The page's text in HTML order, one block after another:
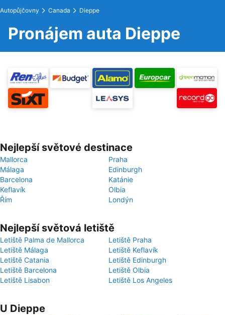
Autopůjčovny Canada Dieppe
Pronájem auta Dieppe
Nejlepší světové destinace
Mallorca
Praha
Málaga
Edinburgh
Barcelona
Katánie
Keflavík
Olbia
Řím
Londýn
Nejlepší světová letiště
Letiště Palma de Mallorca
Letiště Praha
Letiště Málaga
Letiště Keflavík
Letiště Catania
Letiště Edinburgh
Letiště Barcelona
Letiště Olbia
Letiště Lisabon
Letiště Los Angeles
U Dieppe